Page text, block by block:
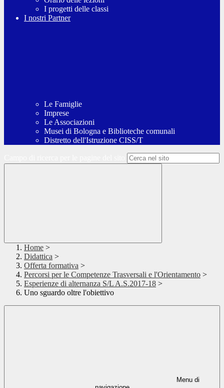
I progetti delle classi
I nostri Partner
Le Famiglie
Imprese
Le Associazioni
Musei di Bologna e Biblioteche comunali
Distretto dell'Istruzione CISS/T
Home >
Didattica >
Offerta formativa >
Percorsi per le Competenze Trasversali e l'Orientamento >
Esperienze di alternanza S/L A.S.2017-18 >
Uno sguardo oltre l'obiettivo
Menu di